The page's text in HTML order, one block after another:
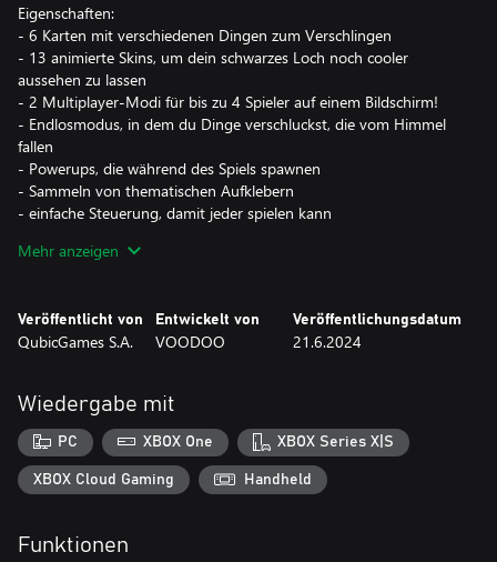
Eigenschaften:
- 6 Karten mit verschiedenen Dingen zum Verschlingen
- 13 animierte Skins, um dein schwarzes Loch noch cooler
aussehen zu lassen
- 2 Multiplayer-Modi für bis zu 4 Spieler auf einem Bildschirm!
- Endlosmodus, in dem du Dinge verschluckst, die vom Himmel
fallen
- Powerups, die während des Spiels spawnen
- Sammeln von thematischen Aufklebern
- einfache Steuerung, damit jeder spielen kann
Mehr anzeigen
Veröffentlicht von
QubicGames S.A.
Entwickelt von
VOODOO
Veröffentlichungsdatum
21.6.2024
Wiedergabe mit
PC XBOX One XBOX Series X|S
XBOX Cloud Gaming Handheld
Funktionen